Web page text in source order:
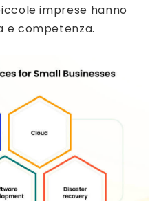
imprese hanno
e competenza.